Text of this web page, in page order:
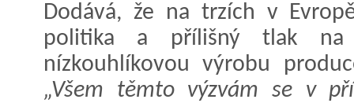
Dodává, že na trzích v
politika a přílišný tlak na
nízkouhlíkovou výrobu
„Všem těmto výzvám se v